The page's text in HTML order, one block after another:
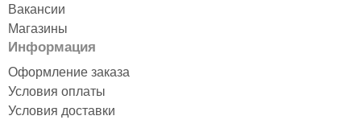
Вакансии
Магазины
Информация
Оформление заказа
Условия оплаты
Условия доставки